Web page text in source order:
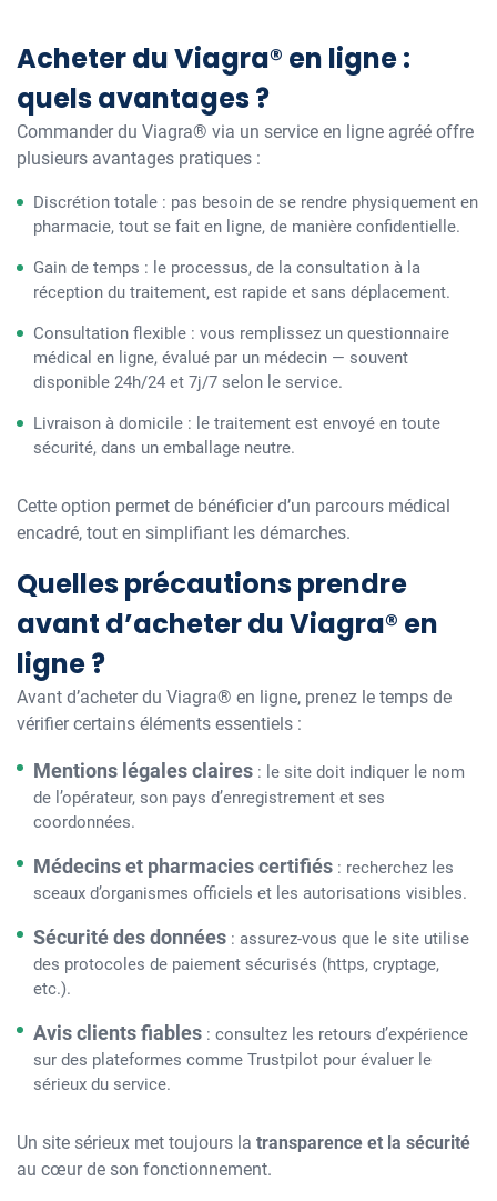
Acheter du Viagra® en ligne :
quels avantages ?
Commander du Viagra® via un service en ligne agréé offre
plusieurs avantages pratiques :
Discrétion totale : pas besoin de se rendre physiquement en
pharmacie, tout se fait en ligne, de manière confidentielle.
Gain de temps : le processus, de la consultation à la
réception du traitement, est rapide et sans déplacement.
Consultation flexible : vous remplissez un questionnaire
médical en ligne, évalué par un médecin — souvent
disponible 24h/24 et 7j/7 selon le service.
Livraison à domicile : le traitement est envoyé en toute
sécurité, dans un emballage neutre.
Cette option permet de bénéficier d’un parcours médical
encadré, tout en simplifiant les démarches.
Quelles précautions prendre
avant d’acheter du Viagra® en
ligne ?
Avant d’acheter du Viagra® en ligne, prenez le temps de
vérifier certains éléments essentiels :
Mentions légales claires : le site doit indiquer le nom
de l’opérateur, son pays d’enregistrement et ses
coordonnées.
Médecins et pharmacies certifiés : recherchez les
sceaux d’organismes officiels et les autorisations visibles.
Sécurité des données : assurez-vous que le site utilise
des protocoles de paiement sécurisés (https, cryptage,
etc.).
Avis clients fiables : consultez les retours d’expérience
sur des plateformes comme Trustpilot pour évaluer le
sérieux du service.
Un site sérieux met toujours la transparence et la sécurité
au cœur de son fonctionnement.